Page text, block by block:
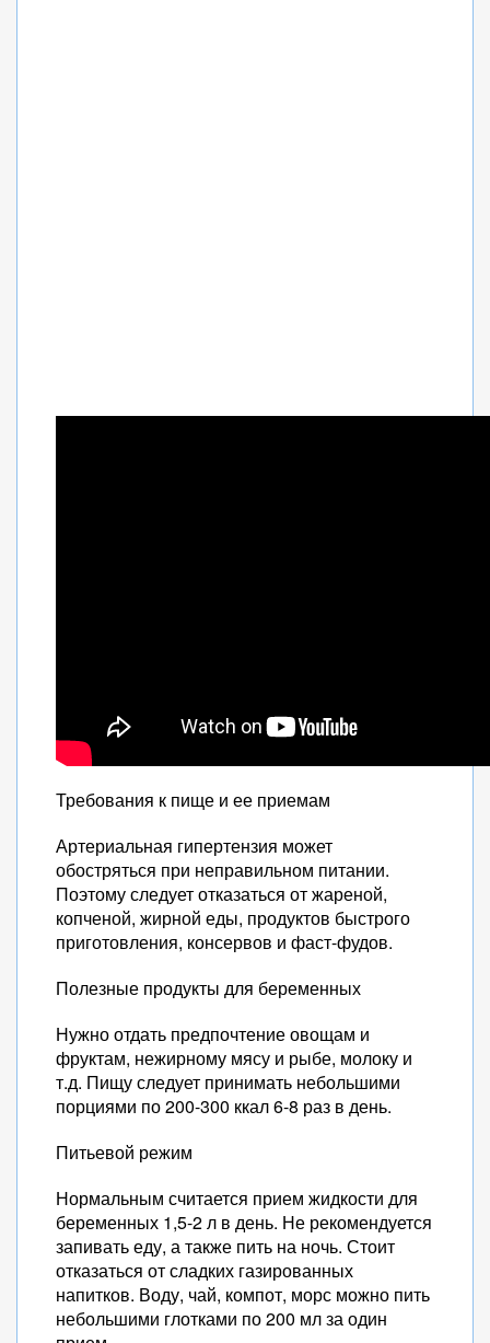
Требования к пище и ее приемам
Артериальная гипертензия может
обостряться при неправильном питании.
Поэтому следует отказаться от жареной,
копченой, жирной еды, продуктов быстрого
приготовления, консервов и фаст-фудов.
Полезные продукты для беременных
Нужно отдать предпочтение овощам и
фруктам, нежирному мясу и рыбе, молоку и
т.д. Пищу следует принимать небольшими
порциями по 200-300 ккал 6-8 раз в день.
Питьевой режим
Нормальным считается прием жидкости для
беременных 1,5-2 л в день. Не рекомендуется
запивать еду, а также пить на ночь. Стоит
отказаться от сладких газированных
напитков. Воду, чай, компот, морс можно пить
небольшими глотками по 200 мл за один